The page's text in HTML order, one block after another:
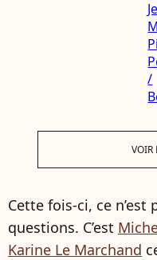
VOIR
Cette fois-ci, ce
questions. C’est
Karine Le Marchand